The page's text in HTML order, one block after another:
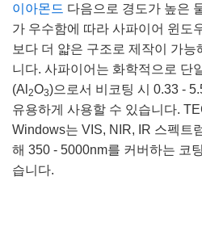
이아몬드 다음으로 경도가 높은
가 우수함에 따라 사파이어 윈도
보다 더 얇은 구조로 제작이 가능
니다. 사파이어는 화학적으로 단
(Al 2O3)으로서 비코팅 시 0.33 -
유용하게 사용할 수 있습니다.
Windows는 VIS, NIR, IR 스펙트
해 350 - 5000nm를 커버하는 코
습니다.